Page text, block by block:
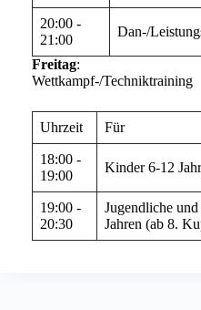
20:00 -
21:00
Dan-/
Freitag:
Wettkampf-/Techniktraining
Uhrzeit Für
18:00 -
19:00
Kinder 6-12
19:00 -
20:30
Jugendliche
Jahren (ab 8.